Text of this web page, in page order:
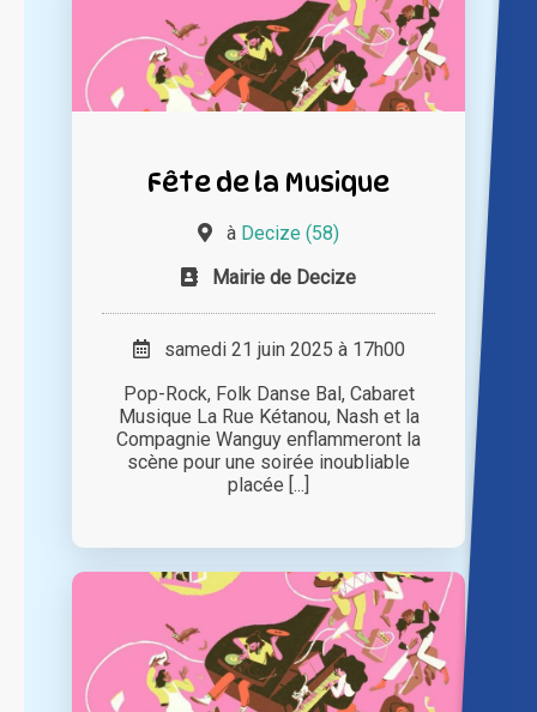
Fête de la Musique
à Decize (58)
Mairie de Decize
samedi 21 juin 2025 à 17h00
Pop-Rock, Folk Danse Bal, Cabaret
Musique La Rue Kétanou, Nash et la
Compagnie Wanguy enflammeront la
scène pour une soirée inoubliable
placée [...]